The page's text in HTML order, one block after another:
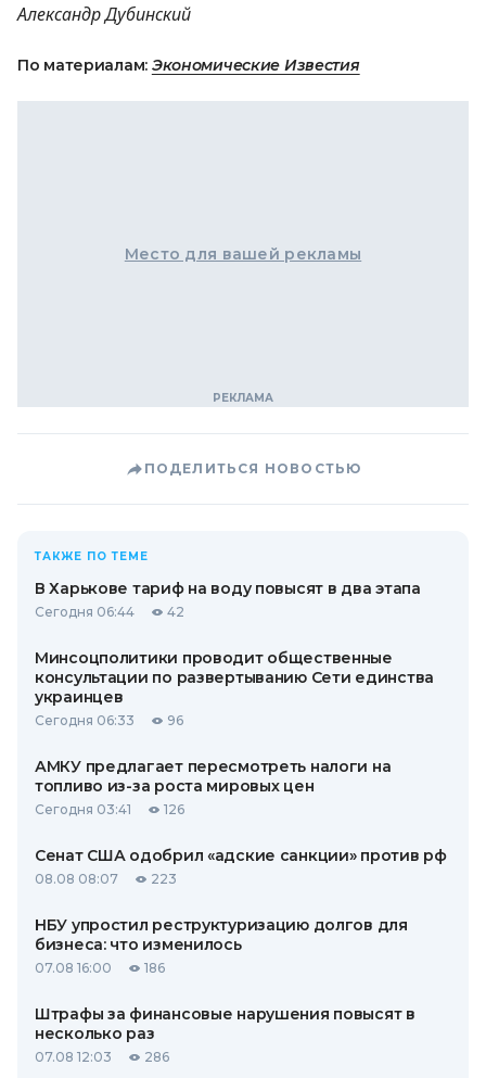
Александр Дубинский
По материалам: Экономические Известия
Место для вашей рекламы
ПОДЕЛИТЬСЯ НОВОСТЬЮ
ТАКЖЕ ПО ТЕМЕ
В Харькове тариф на воду повысят в два этапа
Сегодня 06:44 42
Минсоцполитики проводит общественные
консультации по развертыванию Сети единства
украинцев
Сегодня 06:33 96
АМКУ предлагает пересмотреть налоги на
топливо из-за роста мировых цен
Сегодня 03:41 126
Сенат США одобрил «адские санкции» против рф
08.08 08:07 223
НБУ упростил реструктуризацию долгов для
бизнеса: что изменилось
07.08 16:00 186
Штрафы за финансовые нарушения повысят в
несколько раз
07.08 12:03 286